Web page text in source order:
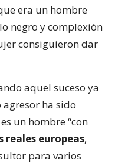
era un hombre
negro y complexión
consiguieron dar
aquel suceso ya
ha sido
un hombre “con
reales europeas,
para varios